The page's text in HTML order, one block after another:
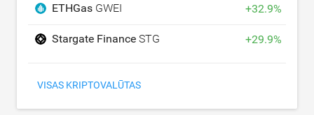
ETHGas GWEI +32.9%
Stargate Finance STG +29.9%
VISAS KRIPTOVALŪTAS